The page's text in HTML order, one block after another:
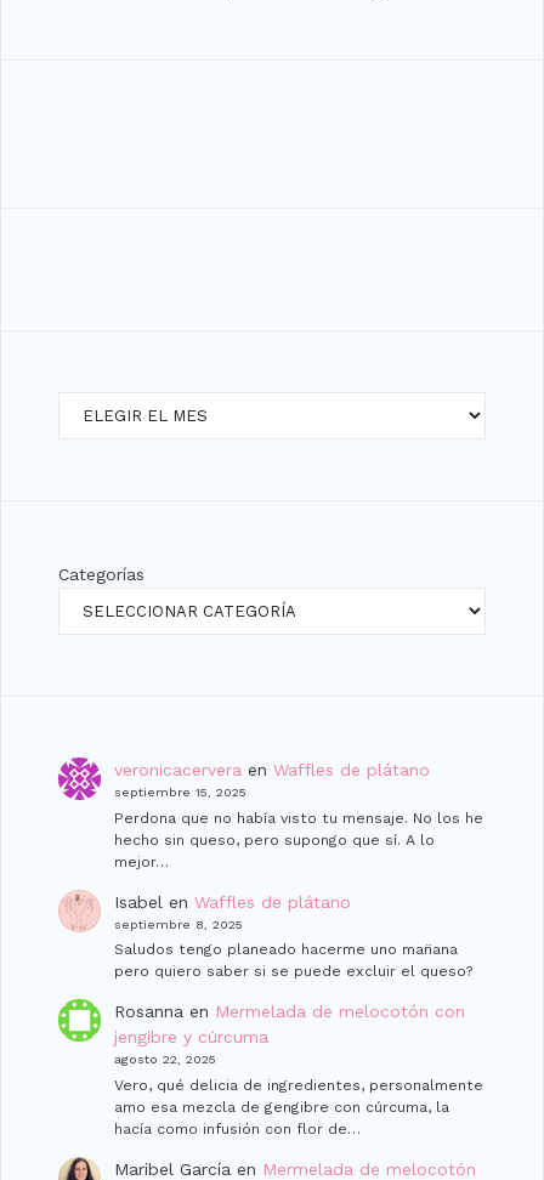
Categorías
veronicacerveraen Waffles de plátano
septiembre 15, 2025
Perdona que no había visto tu mensaje. No los he
hecho sin queso, pero supongo que sí. A lo
mejor…
Isabel en Waffles de plátano
septiembre 8, 2025
Saludos tengo planeado hacerme uno man̈ana
pero quiero saber si se puede excluir el queso?
Rosanna en Mermelada de melocotón con
jengibre y cúrcuma
agosto 22, 2025
Vero, qué delicia de ingredientes, personalmente
amo esa mezcla de gengibre con cúrcuma, la
hacía como infusión con flor de…
Maribel García en Mermelada de melocotón